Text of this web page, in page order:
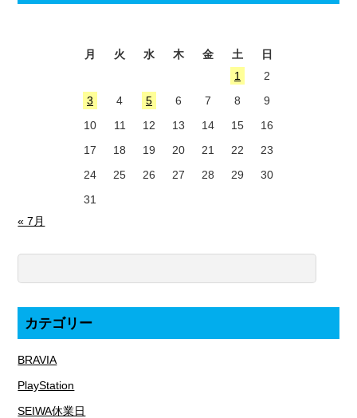
月 火 水 木 金 土
日
1
2
3
4 5 6 7 8
9
10
11 12 13 14 15
16
17
18 19 20 21 22
23
24
25 26 27 28 29
30
31
« 7月
カテゴリー
BRAVIA
PlayStation
SEIWA休業日